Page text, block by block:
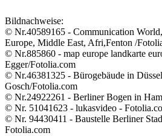
Bildnachweise:
© Nr.40589165 - Communication
Europe, Middle East, Afri,Fenton /
© Nr.885860 - map europe landkarte
Egger/Fotolia.com
© Nr.46381325 - Bürogebäude in
Gosch/Fotolia.com
© Nr.24922261 - Berliner Bogen in
© Nr. 51041623 - lukasvideo -
© Nr. 94430411 - Baustelle Berliner
Fotolia.com